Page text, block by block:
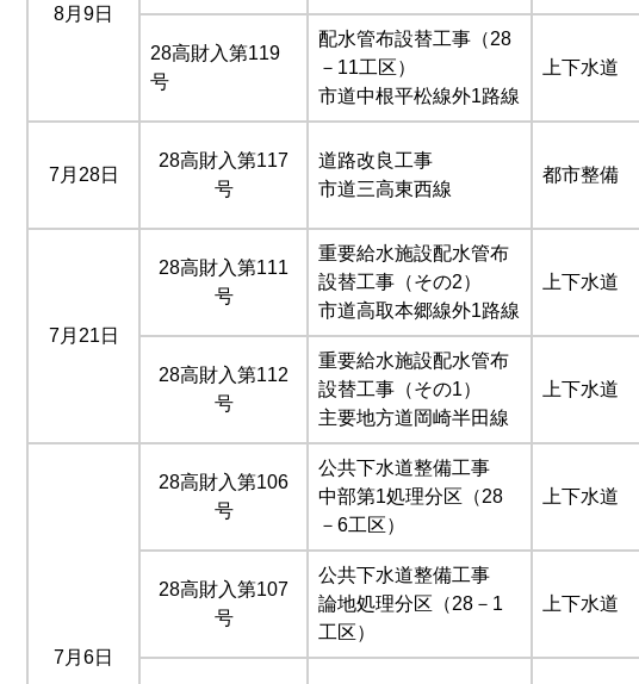
8月9日
28高財入第119
号
配水管布設替工事（28
－11工区）
市道中根平松線外1路線
上下水道
7月28日
28高財入第117
号
道路改良工事
市道三高東西線
都市整備
7月21日
28高財入第111
号
重要給水施設配水管布
設替工事（その2）
市道高取本郷線外1路線
上下水道
28高財入第112
号
重要給水施設配水管布
設替工事（その1）
主要地方道岡崎半田線
上下水道
7月6日
28高財入第106
号
公共下水道整備工事
中部第1処理分区（28
－6工区）
上下水道
28高財入第107
号
公共下水道整備工事
論地処理分区（28－1
工区）
上下水道